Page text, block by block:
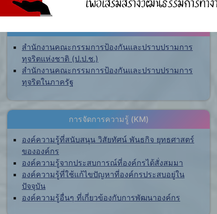
สำนักงานคณะกรรมการป้องกันและปราบปรามการ
ทุจริตแห่งชาติ (ป.ป.ช.)
สำนักงานคณะกรรมการป้องกันและปราบปรามการ
ทุจริตในภาครัฐ
การจัดการความรู้ (KM)
องค์ความรู้ที่สนับสนุน วิสัยทัศน์ พันธกิจ ยุทธศาสตร์
ขององค์กร
องค์ความรู้จากประสบการณ์ที่องค์กรได้สั่งสมมา
องค์ความรู้ที่ใช้แก้ไขปัญหาที่องค์กรประสบอยู่ใน
ปัจจุบัน
องค์ความรู้อื่นๆ ที่เกี่ยวข้องกับการพัฒนาองค์กร